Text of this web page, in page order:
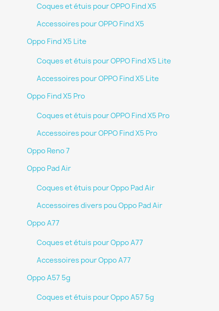
Coques et étuis pour OPPO Find X5
Accessoires pour OPPO Find X5
Oppo Find X5 Lite
Coques et étuis pour OPPO Find X5 Lite
Accessoires pour OPPO Find X5 Lite
Oppo Find X5 Pro
Coques et étuis pour OPPO Find X5 Pro
Accessoires pour OPPO Find X5 Pro
Oppo Reno 7
Oppo Pad Air
Coques et étuis pour Oppo Pad Air
Accessoires divers pou Oppo Pad Air
Oppo A77
Coques et étuis pour Oppo A77
Accessoires pour Oppo A77
Oppo A57 5g
Coques et étuis pour Oppo A57 5g